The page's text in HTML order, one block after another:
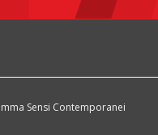
Sensi Contemporanei